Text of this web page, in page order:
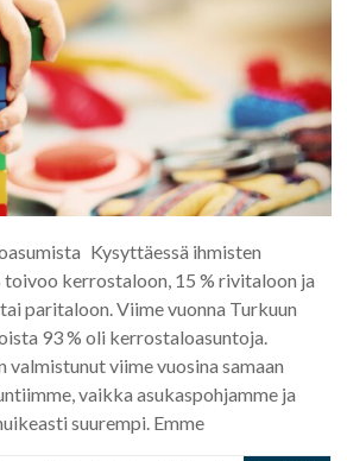
Kysyttäessä ihmisten
toivoo kerrostaloon, 15 % rivitaloon ja
paritaloon. Viime vuonna Turkuun
93 % oli kerrostaloasuntoja.
valmistunut viime vuosina samaan
vaikka asukaspohjamme ja
suurempi. Emme